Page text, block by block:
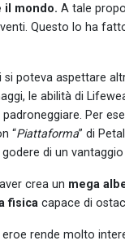
il mondo. A tale
Questo lo ha
si poteva aspettare
le abilità di
Per
“Piattaforma” di
di un
crea un mega
fisica capace di
rende molto